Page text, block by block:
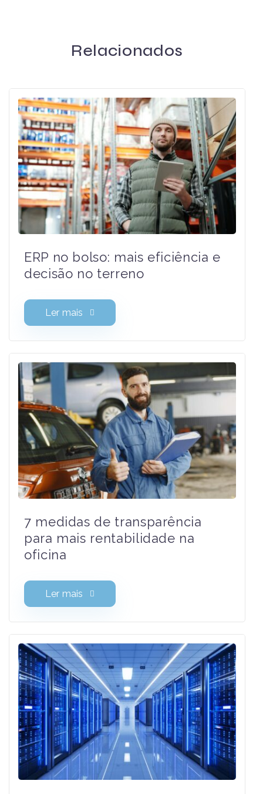
Relacionados
ERP no bolso: mais eficiência e
decisão no terreno
Ler mais
7 medidas de transparência
para mais rentabilidade na
oficina
Ler mais